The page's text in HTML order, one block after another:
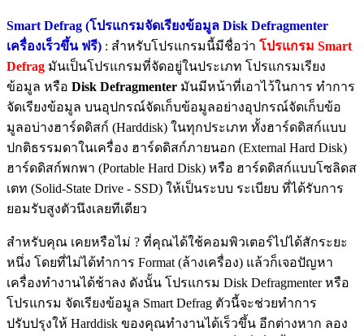
Smart Defrag (โปรแกรมจัดเรียงข้อมูล Disk Defragmenter
เครื่องเร็วขึ้น ฟรี) : สำหรับโปรแกรมนี้มีชื่อว่า โปรแกรม Smart
Defrag มันเป็นโปรแกรมที่จัดอยู่ในประเภท โปรแกรมเรียง
ข้อมูล หรือ Disk Defragmenter มันมีหน้าที่เอาไว้ในการ ทำการ
จัดเรียงข้อมูล บนอุปกรณ์จัดเก็บข้อมูลอย่างอุปกรณ์จัดเก็บข้อ
มูลอบ่างฮาร์ดดิสก์ (Harddisk) ในทุกประเภท ทั้งฮาร์ดดิสก์แบบ
ปกติธรรมดาในเครื่อง ฮาร์ดดิสก์ภายนอก (External Hard Disk)
ฮาร์ดดิสก์พกพา (Portable Hard Disk) หรือ ฮาร์ดดิสก์แบบโซลิดส
เตท (Solid-State Drive - SSD) ให้เป็นระบบ ระเบียบ ที่ได้รับการ
ยอมรับสูงตัวนึงเลยทีเดียว
สำหรับคุณ เคยหรือไม่ ? ที่คุณได้ใช้คอมพิวเตอร์ไปได้สักระยะ
หนึ่ง โดยที่ไม่ได้ทำการ Format (ล้างเครื่อง) แล้วก็เจอปัญหา
เครื่องทำงานได้ช้าลง ดังนั้น โปรแกรม Disk Defragmenter หรือ
โปรแกรม จัดเรียงข้อมูล Smart Defrag ตัวนี้จะช่วยทำการ
ปรับปรุงให้ Harddisk ของคุณทำงานได้เร็วขึ้น อีกต่างหาก ลอง